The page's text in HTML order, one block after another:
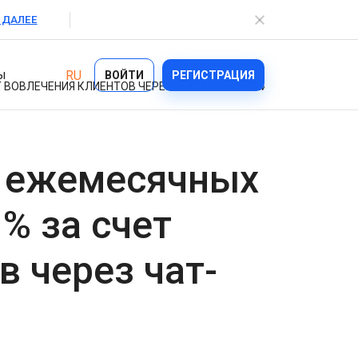
ДАЛЕЕ
Bulk Texting
Text Messaging
Ecommerce
Healthcare
RU ВОЙТИ
РЕГИСТРАЦИЯ
КЛИЕНТОВ ЧЕРЕЗ ЧАТ-ПРИЛОЖЕНИЯ
за счет
через чат-